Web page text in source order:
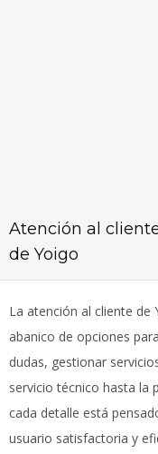
Atención al
de Yoigo
La atención al cliente de
abanico de opciones
dudas, gestionar
servicio técnico hasta la
cada detalle está
usuario satisfactoria y